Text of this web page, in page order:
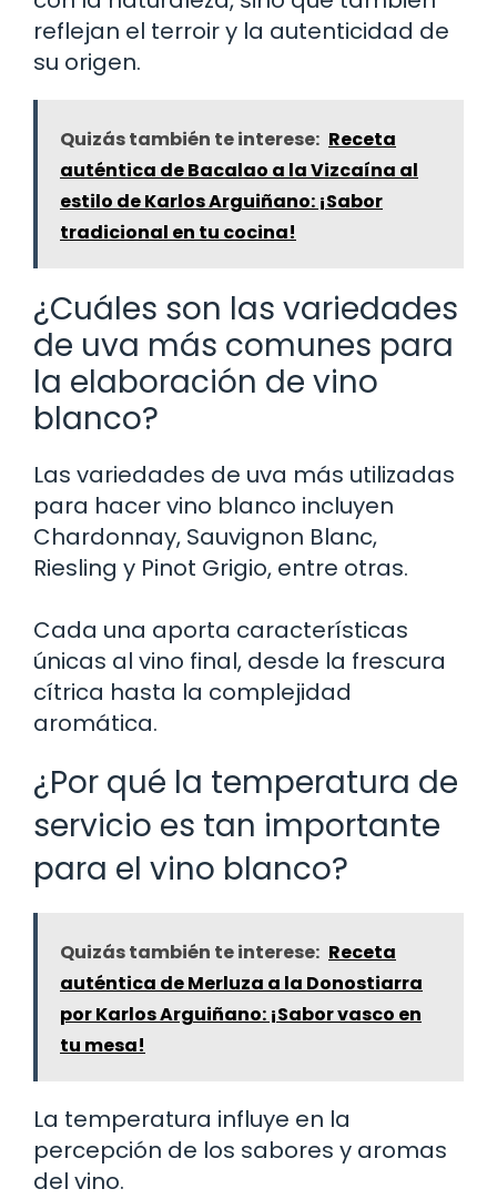
reflejan el terroir y la autenticidad de
su origen.
Quizás también te interese: Receta
auténtica de Bacalao a la Vizcaína al
estilo de Karlos Arguiñano: ¡Sabor
tradicional en tu cocina!
¿Cuáles son las variedades
de uva más comunes para
la elaboración de vino
blanco?
Las variedades de uva más utilizadas
para hacer vino blanco incluyen
Chardonnay, Sauvignon Blanc,
Riesling y Pinot Grigio, entre otras.
Cada una aporta características
únicas al vino final, desde la frescura
cítrica hasta la complejidad
aromática.
¿Por qué la temperatura de
servicio es tan importante
para el vino blanco?
Quizás también te interese: Receta
auténtica de Merluza a la Donostiarra
por Karlos Arguiñano: ¡Sabor vasco en
tu mesa!
La temperatura influye en la
percepción de los sabores y aromas
del vino.